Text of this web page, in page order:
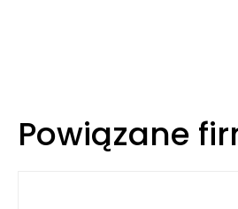
Powiązane